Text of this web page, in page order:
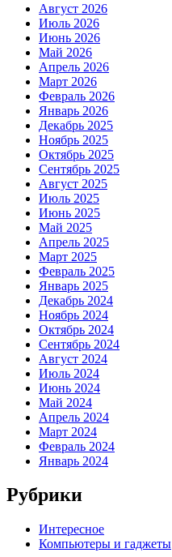
Август 2026
Июль 2026
Июнь 2026
Май 2026
Апрель 2026
Март 2026
Февраль 2026
Январь 2026
Декабрь 2025
Ноябрь 2025
Октябрь 2025
Сентябрь 2025
Август 2025
Июль 2025
Июнь 2025
Май 2025
Апрель 2025
Март 2025
Февраль 2025
Январь 2025
Декабрь 2024
Ноябрь 2024
Октябрь 2024
Сентябрь 2024
Август 2024
Июль 2024
Июнь 2024
Май 2024
Апрель 2024
Март 2024
Февраль 2024
Январь 2024
Рубрики
Интересное
Компьютеры и гаджеты